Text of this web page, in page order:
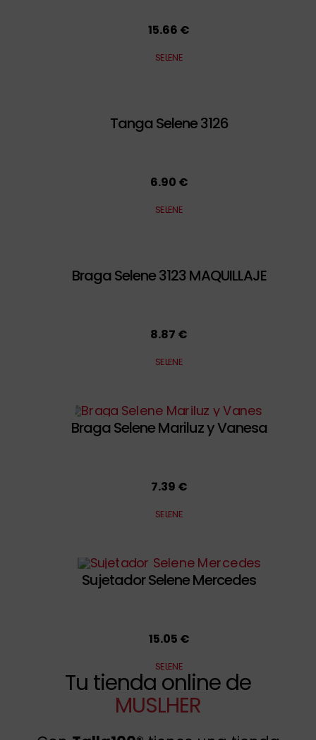
15.66 €
SELENE
Tanga Selene 3126
6.90 €
SELENE
Braga Selene 3123 MAQUILLAJE
8.87 €
SELENE
Braga Selene Mariluz y Vanesa
7.39 €
SELENE
Sujetador Selene Mercedes
15.05 €
SELENE
Tu tienda online de
MUSLHER